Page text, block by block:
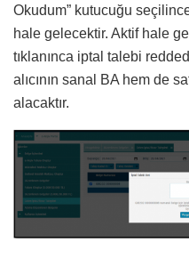
Okudum” kutucuğu
hale gelecektir. Aktif hale
tıklanınca iptal talebi
alıcının sanal BA hem de
alacaktır.